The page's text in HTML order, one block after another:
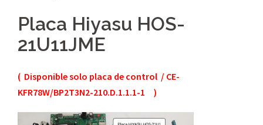
Placa Hiyasu HOS-
21U11JME
( Disponible solo placa de control / CE-
KFR78W/BP2T3N2-210.D.1.1.1-1 )